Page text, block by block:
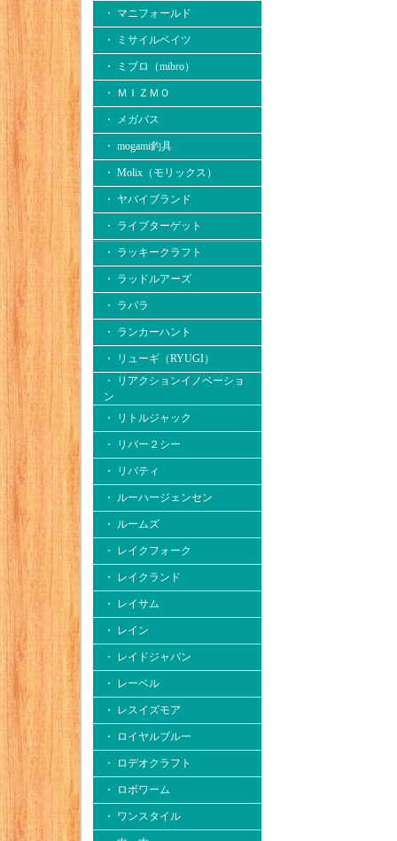
・ マニフォールド
・ ミサイルベイツ
・ ミブロ（mibro）
・ ＭＩＺＭＯ
・ メガバス
・ mogami釣具
・ Molix（モリックス）
・ ヤバイブランド
・ ライブターゲット
・ ラッキークラフト
・ ラッドルアーズ
・ ラパラ
・ ランカーハント
・ リューギ（RYUGI）
・ リアクションイノベーショ
ン
・ リトルジャック
・ リバー２シー
・ リバティ
・ ルーハージェンセン
・ ルームズ
・ レイクフォーク
・ レイクランド
・ レイサム
・ レイン
・ レイドジャパン
・ レーベル
・ レスイズモア
・ ロイヤルブルー
・ ロデオクラフト
・ ロボワーム
・ ワンスタイル